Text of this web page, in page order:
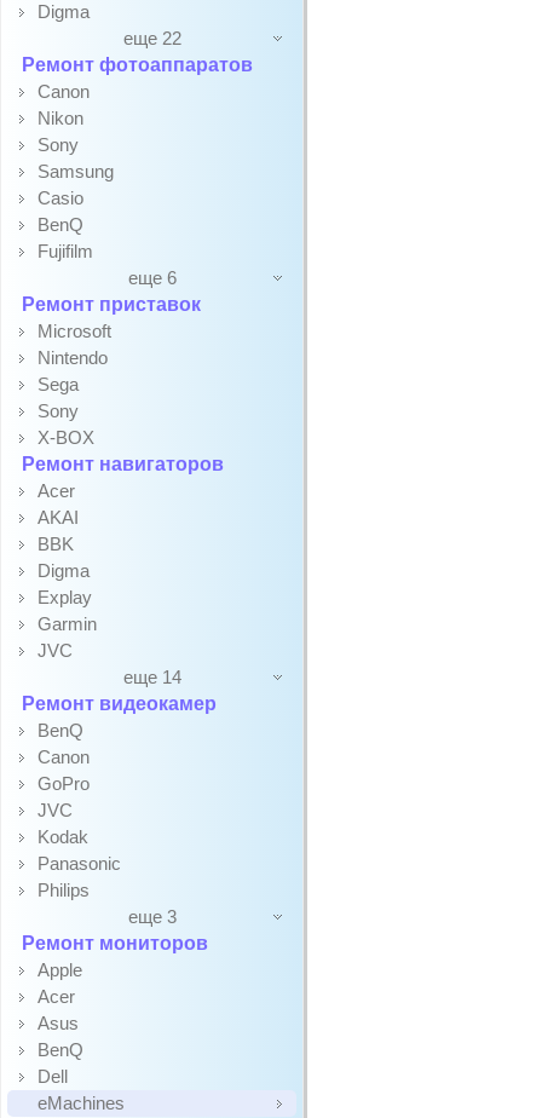
Digma
еще 22
Ремонт фотоаппаратов
Canon
Nikon
Sony
Samsung
Casio
BenQ
Fujifilm
еще 6
Ремонт приставок
Microsoft
Nintendo
Sega
Sony
X-BOX
Ремонт навигаторов
Acer
AKAI
BBK
Digma
Explay
Garmin
JVC
еще 14
Ремонт видеокамер
BenQ
Canon
GoPro
JVC
Kodak
Panasonic
Philips
еще 3
Ремонт мониторов
Apple
Acer
Asus
BenQ
Dell
eMachines